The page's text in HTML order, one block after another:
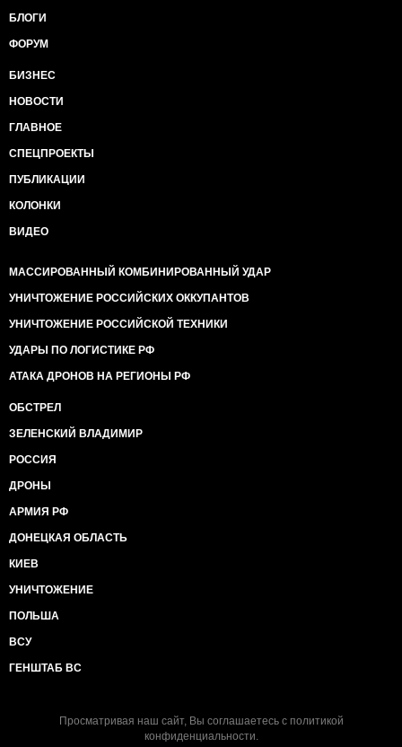
БЛОГИ
ФОРУМ
БИЗНЕС
НОВОСТИ
ГЛАВНОЕ
СПЕЦПРОЕКТЫ
ПУБЛИКАЦИИ
КОЛОНКИ
ВИДЕО
МАССИРОВАННЫЙ КОМБИНИРОВАННЫЙ УДАР
УНИЧТОЖЕНИЕ РОССИЙСКИХ ОККУПАНТОВ
УНИЧТОЖЕНИЕ РОССИЙСКОЙ ТЕХНИКИ
УДАРЫ ПО ЛОГИСТИКЕ РФ
АТАКА ДРОНОВ НА РЕГИОНЫ РФ
ОБСТРЕЛ
ЗЕЛЕНСКИЙ ВЛАДИМИР
РОССИЯ
ДРОНЫ
АРМИЯ РФ
ДОНЕЦКАЯ ОБЛАСТЬ
КИЕВ
УНИЧТОЖЕНИЕ
ПОЛЬША
ВСУ
ГЕНШТАБ ВС
Просматривая наш сайт, Вы соглашаетесь с политикой
конфиденциальности.